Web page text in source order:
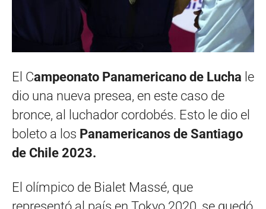
El Campeonato Panamericano de Lucha le
dio una nueva presea, en este caso de
bronce, al luchador cordobés. Esto le dio el
boleto a los Panamericanos de Santiago
de Chile 2023.
El olímpico de Bialet Massé, que